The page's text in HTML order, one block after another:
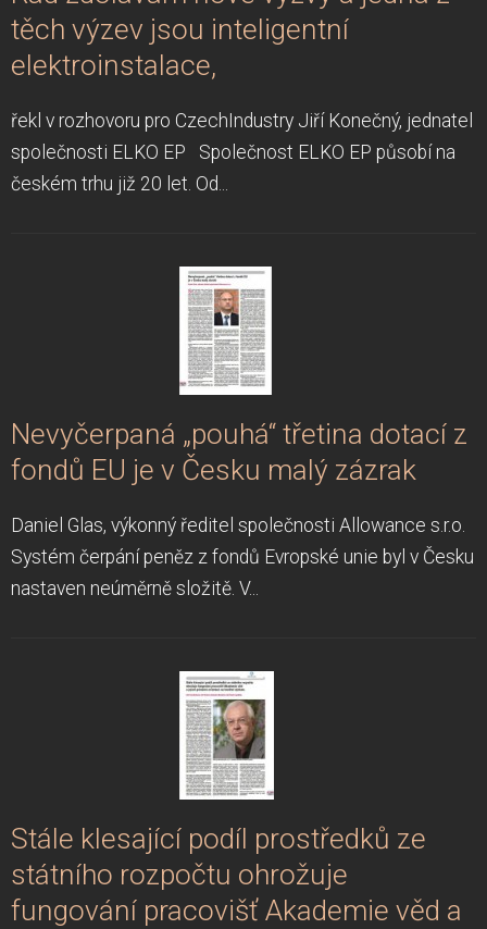
těch výzev jsou inteligentní
elektroinstalace,
řekl v rozhovoru pro CzechIndustry Jiří Konečný, jednatel
společnosti ELKO EP Společnost ELKO EP působí na
českém trhu již 20 let. Od...
Nevyčerpaná „pouhá“ třetina dotací z
fondů EU je v Česku malý zázrak
Daniel Glas, výkonný ředitel společnosti Allowance s.r.o.
Systém čerpání peněz z fondů Evropské unie byl v Česku
nastaven neúměrně složitě. V...
Stále klesající podíl prostředků ze
státního rozpočtu ohrožuje
fungování pracovišť Akademie věd a